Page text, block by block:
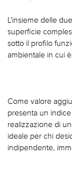
L'insieme delle
superficie
sotto il profilo
ambientale in cui
Come valore
presenta un
realizzazione di
ideale per chi
indipendente,